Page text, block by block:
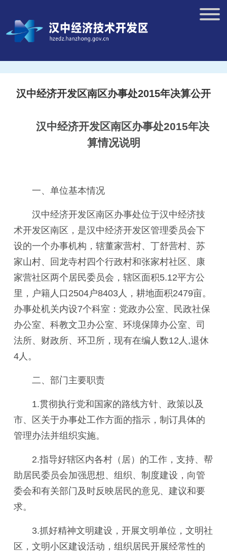
汉中经济开发区南区办事处2015年决算公开
汉中经济开发区南区办事处2015年决
算情况说明
一、单位基本情况
汉中经济开发区南区办事处位于汉中经济技
术开发区南区 ， 是汉中经济开发区管理委员会下
设的一个办事机构，辖董家营村、丁舒营村、苏
家山村、回龙寺村四个行政村和张家村社区、康
家营社区两个居民委员会，辖区面积5.12平方公
里，户籍人口2504户8403人，耕地面积2479亩。
办事处机关内设7个科室：党政办公室、民政社保
办公室、科教文卫办公室、环境保障办公室、司
法所、财政所、环卫所，现有在编人数12人,退休
4人。
二、部门主要职责
1.贯彻执行党和国家的路线方针、政策以及
市、区关于办事处工作方面的指示，制订具体的
管理办法并组织实施。
2.指导好辖区内各村（居） 的工作，支持、帮
助居民委员会加强思想、组织、制度建设，向管
委会和有关部门及时反映居民的意见、建议和要
求。
3.抓好精神文明建设 ，开展文明单位， 文明社
区， 文明小区建设活动，组织居民开展经常性的